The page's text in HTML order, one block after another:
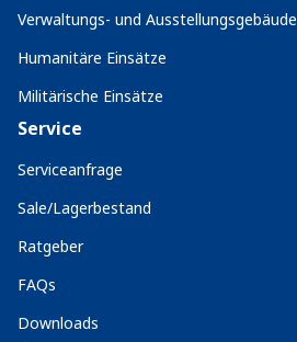
Verwaltungs- und Ausstellungsgebäude
Humanitäre Einsätze
Militärische Einsätze
Service
Serviceanfrage
Sale/Lagerbestand
Ratgeber
FAQs
Downloads